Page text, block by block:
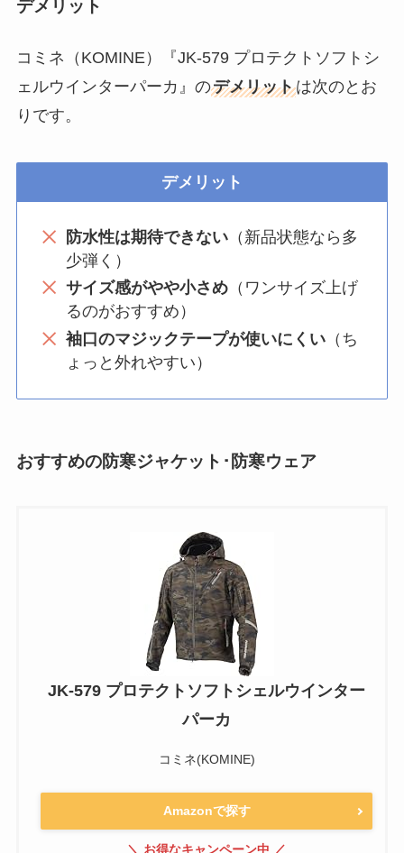
デメリット
コミネ（KOMINE）『JK-579 プロテクトソフトシ
ェルウインターパーカ』のデメリットは次のとお
りです。
デメリット
防水性は期待できない（新品状態なら多
少弾く）
サイズ感がやや小さめ（ワンサイズ上げ
るのがおすすめ）
袖口のマジックテープが使いにくい（ち
ょっと外れやすい）
おすすめの防寒ジャケット･防寒ウェア
JK-579 プロテクトソフトシェルウインター
パーカ
コミネ(KOMINE)
Amazonで探す